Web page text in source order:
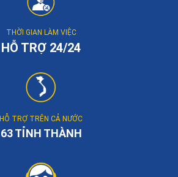
THỜI GIAN LÀM VIỆC
HỖ TRỢ 24/24
HỖ TRỢ TRÊN CẢ NƯỚC
63 TỈNH THÀNH